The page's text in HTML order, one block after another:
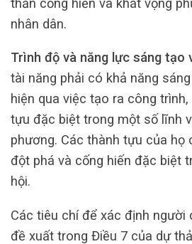
thần cống hiến và khát vọng
nhân dân.
Trình độ và năng lực sáng tạo
tài năng phải có khả năng
hiện qua việc tạo ra công
tựu đặc biệt trong một số lĩnh
phương. Các thành tựu của họ
đột phá và cống hiến đặc biệt
hội.
Các tiêu chí để xác định người
đề xuất trong Điều 7 của dự